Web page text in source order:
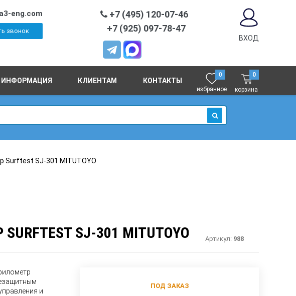
eng.com
звонок
+7 (495) 120-07-46
+7 (925) 097-78-47
ВХОД
ИНФОРМАЦИЯ КЛИЕНТАМ КОНТАКТЫ
0
избранное
0
корзина
ИСКАТЬ
Surftest SJ-301 MITUTOYO
SJ-301 MITUTOYO Артикул: 988
и
ПОД ЗАКАЗ